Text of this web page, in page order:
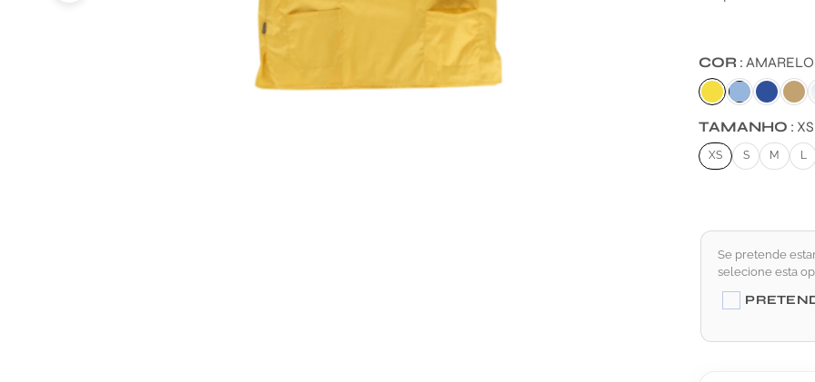
COR AMARELO
TAMANHO XS
XS S M L
Se pretende
selecione esta